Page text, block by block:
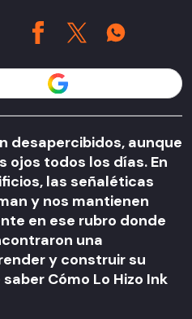
desapercibidos, aunque
ojos todos los días. En
las señaléticas
y nos mantienen
en ese rubro donde
una
y construir su
Cómo Lo Hizo Ink